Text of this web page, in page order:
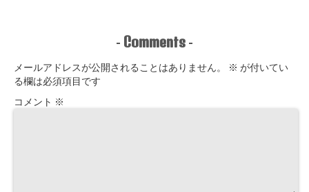
- Comments -
メールアドレスが公開されることはありません。 ※ が付いてい
る欄は必須項目です
コメント ※